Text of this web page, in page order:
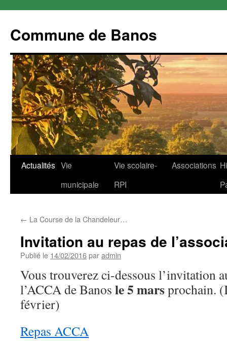
Commune de Banos
Aller
Actualités Vie
municipale
Vie scolaire-
RPI
Associations
← La Course de la Chandeleur…
Invitation au repas de
Publié le 14/02/2016paradmin
Vous trouverez ci-dessous l’invitation
l’ACCA de Banos le 5 marsprochain.
février)
Repas ACCA